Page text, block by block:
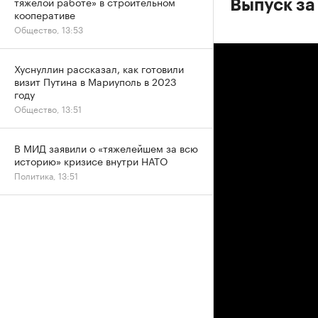
Выпуск
кооперативе
Общество, 13:53
Хуснуллин рассказал, как готовили
визит Путина в Мариуполь в 2023
году
Общество, 13:51
В МИД заявили о «тяжелейшем за всю
историю» кризисе внутри НАТО
Политика, 13:51